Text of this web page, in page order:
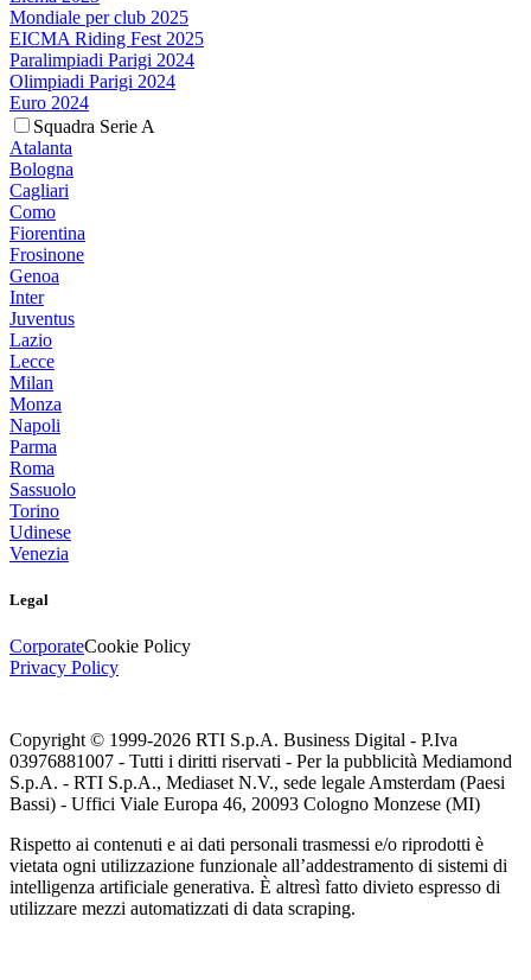
Mondiale per club 2025
EICMA Riding Fest 2025
Paralimpiadi Parigi 2024
Olimpiadi Parigi 2024
Euro 2024
Squadra Serie A
Atalanta
Bologna
Cagliari
Como
Fiorentina
Frosinone
Genoa
Inter
Juventus
Lazio
Lecce
Milan
Monza
Napoli
Parma
Roma
Sassuolo
Torino
Udinese
Venezia
Legal
CorporateCookie Policy
Privacy Policy
Copyright © 1999-2026 RTI S.p.A. Business Digital - P.Iva
03976881007 - Tutti i diritti riservati - Per la pubblicità Mediamond
S.p.A. - RTI S.p.A., Mediaset N.V., sede legale Amsterdam (Paesi
Bassi) - Uffici Viale Europa 46, 20093 Cologno Monzese (MI)
Rispetto ai contenuti e ai dati personali trasmessi e/o riprodotti è
vietata ogni utilizzazione funzionale all’addestramento di sistemi di
intelligenza artificiale generativa. È altresì fatto divieto espresso di
utilizzare mezzi automatizzati di data scraping.